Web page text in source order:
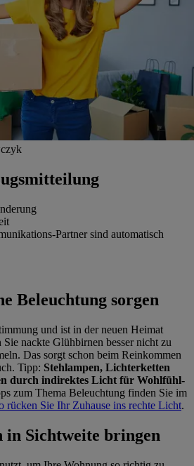
Partner sind automatisch
Beleuchtung sorgen
und ist in der neuen Heimat
nackte Glühbirnen besser nicht zu
Das sorgt schon beim Reinkommen
Tipp: Stehlampen, Lichterketten
durch indirektes Licht für Wohlfühl-
zum Thema Beleuchtung finden Sie im
rücken Sie Ihr Zuhause ins rechte Licht.
in Sichtweite bringen